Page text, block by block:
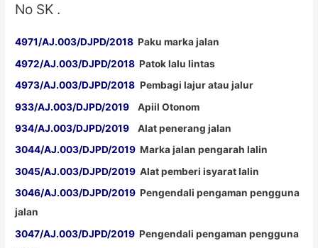
No SK .
4971/AJ.003/DJPD/2018 Paku marka jalan
4972/AJ.003/DJPD/2018 Patok lalu lintas
4973/AJ.003/DJPD/2018 Pembagi lajur atau jalur
933/AJ.003/DJPD/2019 Apiil Otonom
934/AJ.003/DJPD/2019 Alat penerang jalan
3044/AJ.003/DJPD/2019 Marka jalan pengarah lalin
3045/AJ.003/DJPD/2019 Alat pemberi isyarat lalin
3046/AJ.003/DJPD/2019 Pengendali pengaman pengguna
jalan
3047/AJ.003/DJPD/2019 Pengendali pengaman pengguna